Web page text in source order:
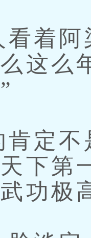
着阿
这么
定不
下第
功极